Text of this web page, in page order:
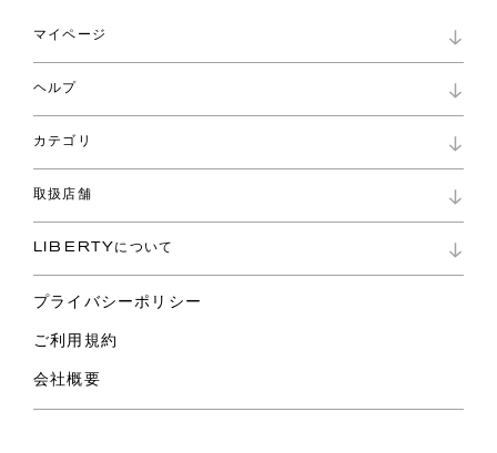
マイページ
ロイヤリティプログラム
パスワード再設定
ショッピングバッグ
ヘルプ
お問い合わせ
よくあるご質問
ご利用ガイド
カテゴリ
コレクション
ファブリックス
バッグ
スカーフ
ウェア
ライフスタイル
スペシャル
取扱店舗
リバティ・ファブリックス
LIBERTYについて
プライバシーポリシー
ご利用規約
会社概要